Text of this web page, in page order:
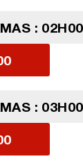
: 02H00
: 03H00